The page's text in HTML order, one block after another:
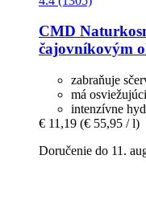
CMD
čajovníkovým
zabraňuje
má
intenzívne
€ 11,19 (€ 55,95 / l)
Doručenie do 11.